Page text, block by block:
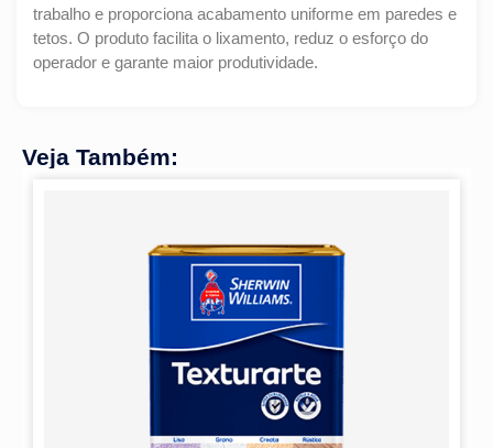
trabalho e proporciona acabamento uniforme em paredes e
tetos. O produto facilita o lixamento, reduz o esforço do
operador e garante maior produtividade.
Veja Também: